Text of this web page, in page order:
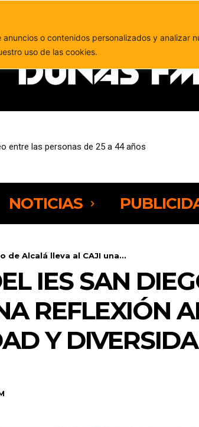
o contenidos personalizados y analizar
uso de las cookies.
las personas de 25 a 44 años
de la regla de gasto en 2026 y 2027
NOTICIAS
de Alcalá lleva al CAJI una...
IES SAN
REFLEXIÓN
Y